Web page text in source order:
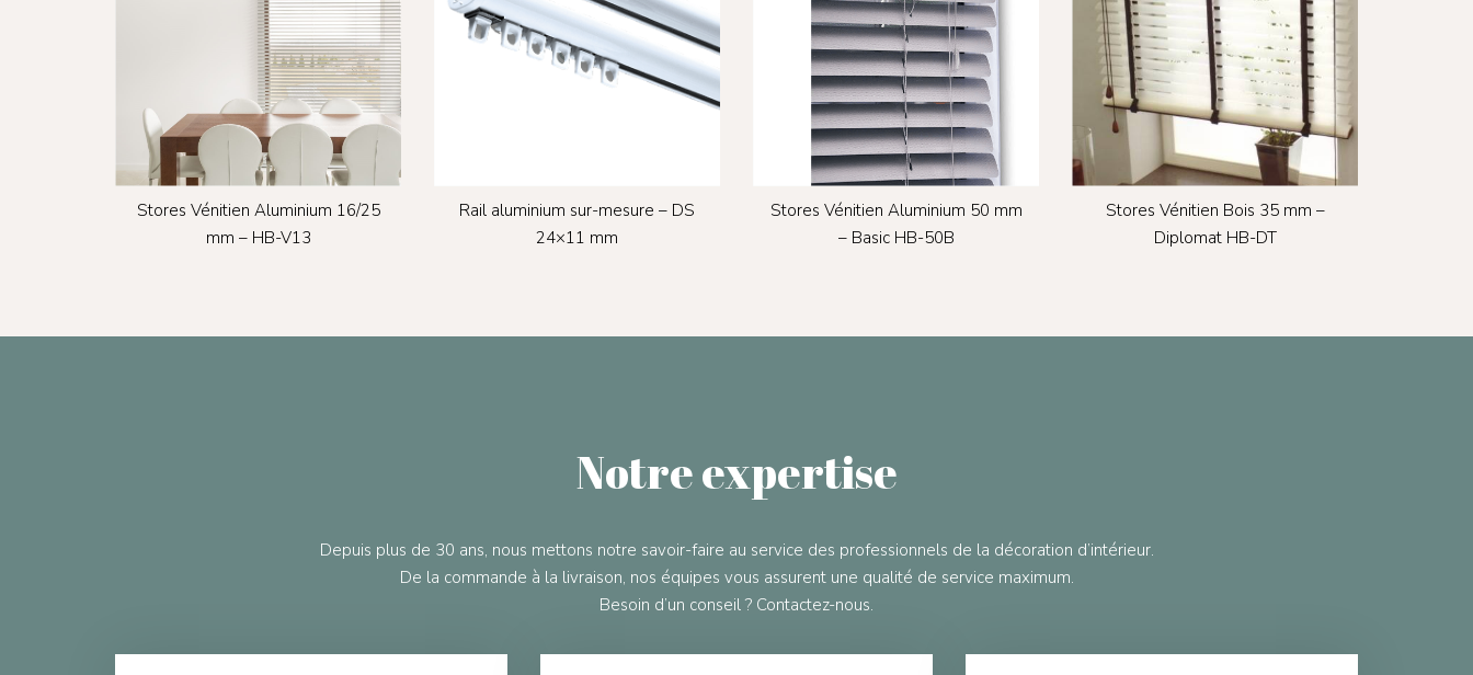
Stores Vénitien Aluminium 16/25
mm – HB-V13
Rail aluminium sur-mesure – DS
24×11 mm
Stores Vénitien Aluminium 50 mm
– Basic HB-50B
Stores Vénitien Bois 35 mm –
Diplomat HB-DT
Notre expertise
Depuis plus de 30 ans, nous mettons notre savoir-faire au service des professionnels de la décoration d’intérieur.
De la commande à la livraison, nos équipes vous assurent une qualité de service maximum.
Besoin d’un conseil ? Contactez-nous.